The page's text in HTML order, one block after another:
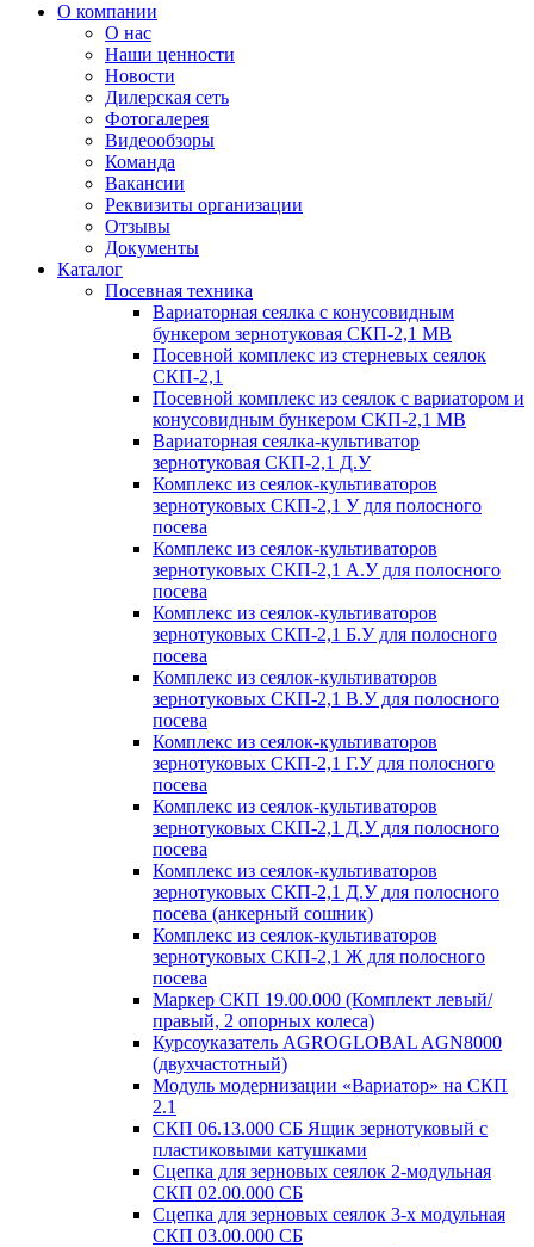
О компании
О нас
Наши ценности
Новости
Дилерская сеть
Фотогалерея
Видеообзоры
Команда
Вакансии
Реквизиты организации
Отзывы
Документы
Каталог
Посевная техника
Вариаторная сеялка с конусовидным
бункером зернотуковая СКП-2,1 МВ
Посевной комплекс из стерневых сеялок
СКП-2,1
Посевной комплекс из сеялок с вариатором и
конусовидным бункером СКП-2,1 МВ
Вариаторная сеялка-культиватор
зернотуковая СКП-2,1 Д.У
Комплекс из сеялок-культиваторов
зернотуковых СКП-2,1 У для полосного
посева
Комплекс из сеялок-культиваторов
зернотуковых СКП-2,1 А.У для полосного
посева
Комплекс из сеялок-культиваторов
зернотуковых СКП-2,1 Б.У для полосного
посева
Комплекс из сеялок-культиваторов
зернотуковых СКП-2,1 В.У для полосного
посева
Комплекс из сеялок-культиваторов
зернотуковых СКП-2,1 Г.У для полосного
посева
Комплекс из сеялок-культиваторов
зернотуковых СКП-2,1 Д.У для полосного
посева
Комплекс из сеялок-культиваторов
зернотуковых СКП-2,1 Д.У для полосного
посева (анкерный сошник)
Комплекс из сеялок-культиваторов
зернотуковых СКП-2,1 Ж для полосного
посева
Маркер СКП 19.00.000 (Комплект левый/
правый, 2 опорных колеса)
Курсоуказатель AGROGLOBAL AGN8000
(двухчастотный)
Модуль модернизации «Вариатор» на СКП
2.1
СКП 06.13.000 СБ Ящик зернотуковый с
пластиковыми катушками
Сцепка для зерновых сеялок 2-модульная
СКП 02.00.000 СБ
Сцепка для зерновых сеялок 3-х модульная
СКП 03.00.000 СБ